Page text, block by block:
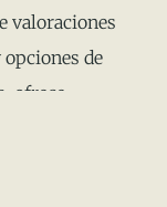
valoraciones
opciones de
ofrece